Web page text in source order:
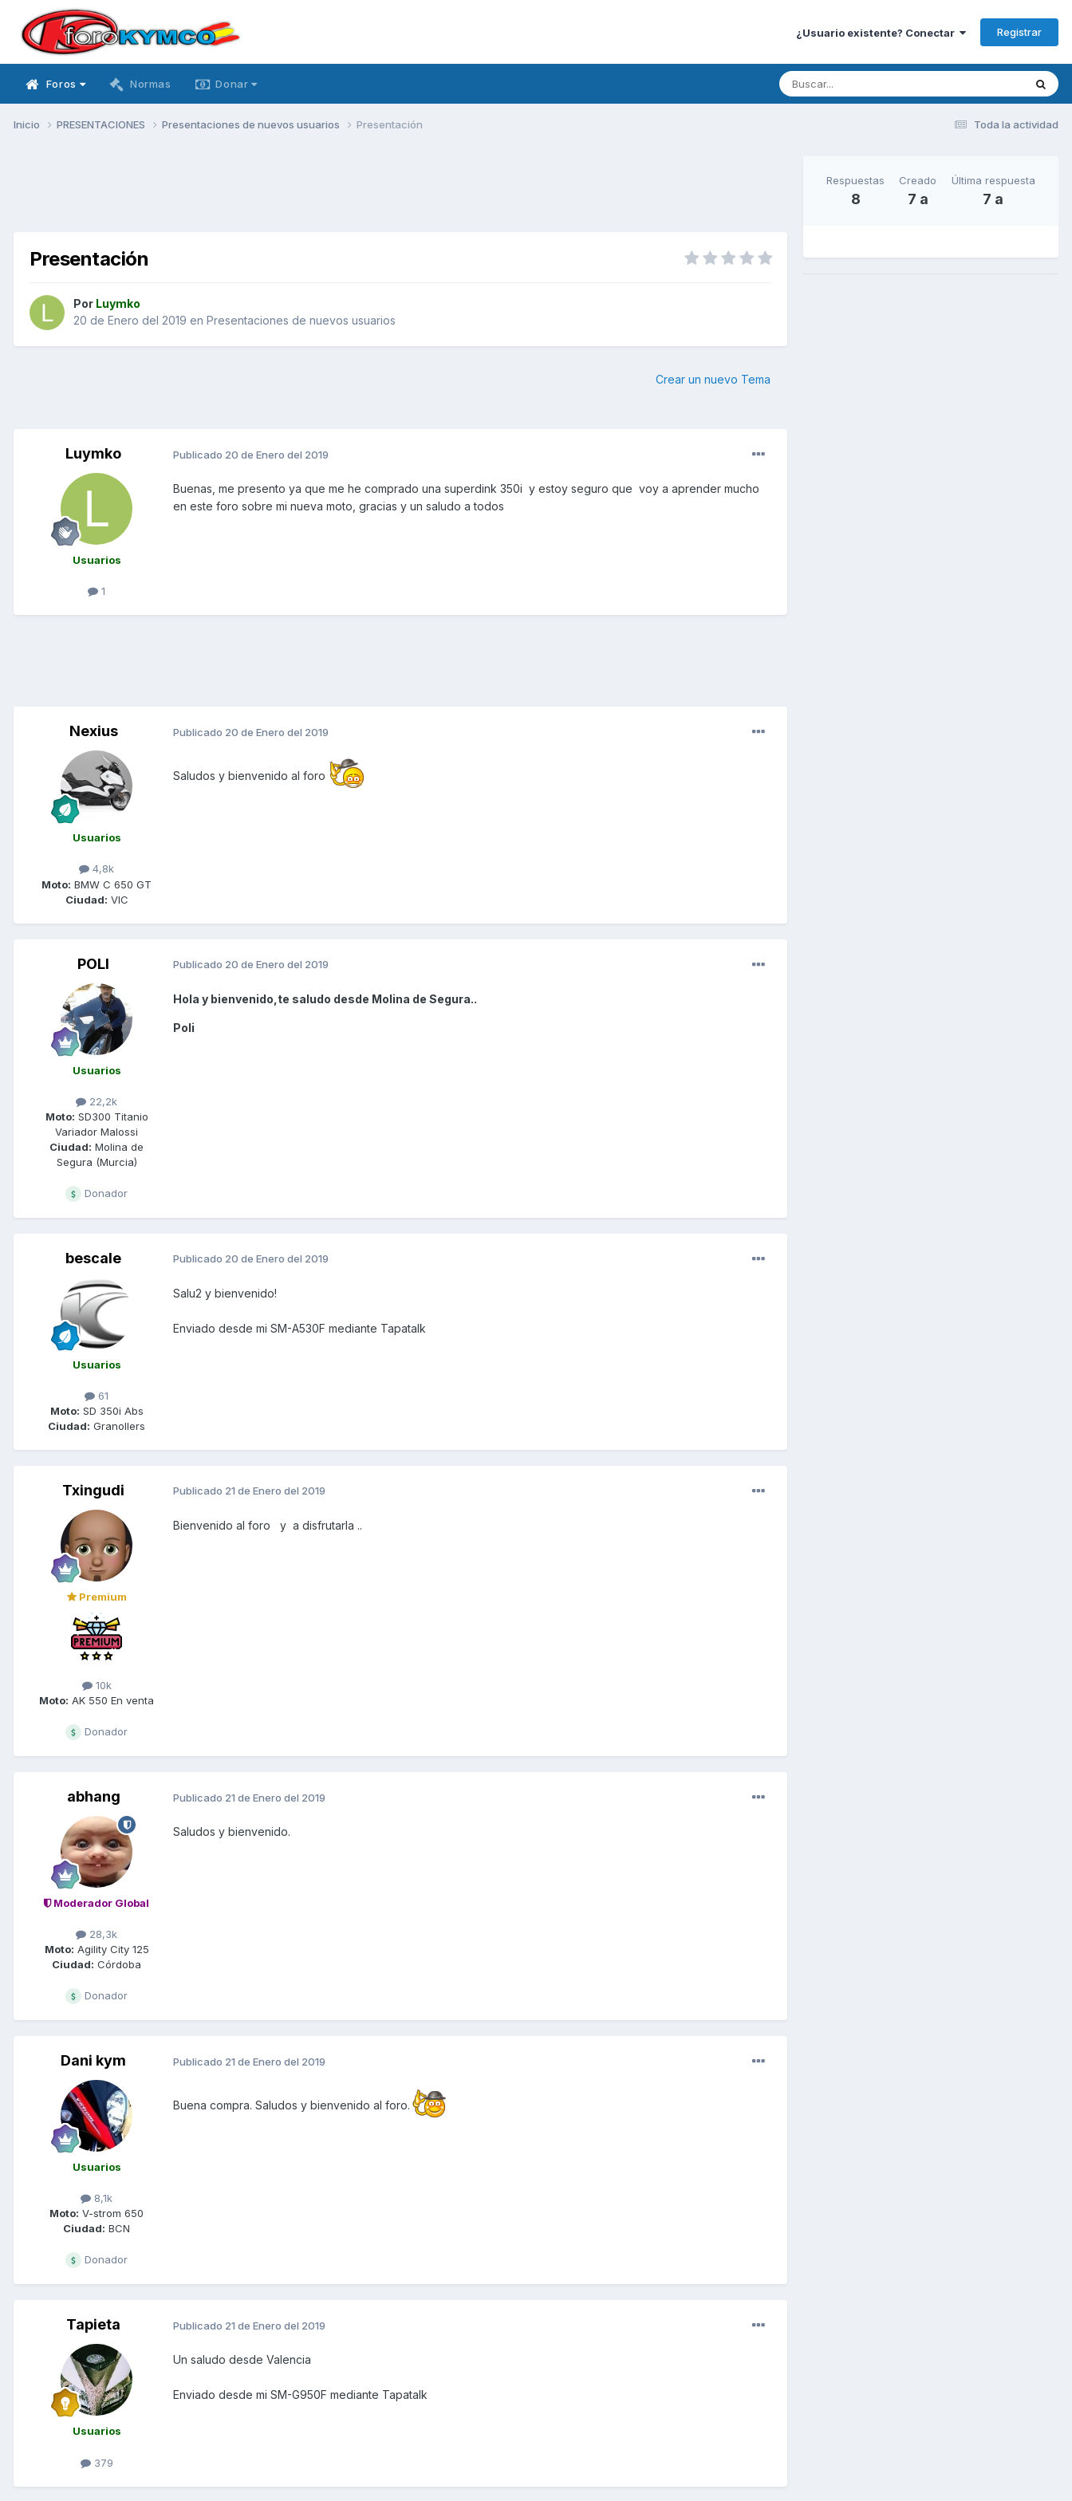
¿Usuario existente? Conectar Registrar
Foros Normas Donar
Toda la actividad
Inicio PRESENTACIONES Presentaciones de nuevos usuarios Presentación
Presentación
Por Luymko
20 de Enero del 2019 en Presentaciones de nuevos usuarios
Crear un nuevo Tema
Luymko
Usuarios
1
Publicado 20 de Enero del 2019
Buenas, me presento ya que me he comprado una superdink 350i y estoy seguro que voy a aprender mucho
en este foro sobre mi nueva moto, gracias y un saludo a todos
Nexius
Usuarios
4,8k
Moto: BMW C 650 GT
Ciudad: VIC
Publicado 20 de Enero del 2019
Saludos y bienvenido al foro
POLI
Usuarios
22,2k
Moto: SD300 Titanio
Variador Malossi
Ciudad: Molina de
Segura (Murcia)
Donador
Publicado 20 de Enero del 2019
Hola y bienvenido,te saludo desde Molina de Segura..
Poli
bescale
Usuarios
61
Moto: SD 350i Abs
Ciudad: Granollers
Publicado 20 de Enero del 2019
Salu2 y bienvenido!
Enviado desde mi SM-A530F mediante Tapatalk
Txingudi
Premium
10k
Moto: AK 550 En venta
Donador
Publicado 21 de Enero del 2019
Bienvenido al foro y a disfrutarla ..
abhang
Moderador Global
28,3k
Moto: Agility City 125
Ciudad: Córdoba
Donador
Publicado 21 de Enero del 2019
Saludos y bienvenido.
Dani kym
Usuarios
8,1k
Moto: V-strom 650
Ciudad: BCN
Donador
Publicado 21 de Enero del 2019
Buena compra. Saludos y bienvenido al foro.
Tapieta
Usuarios
379
Publicado 21 de Enero del 2019
Un saludo desde Valencia
Enviado desde mi SM-G950F mediante Tapatalk
Respuestas
8
Creado
7 a
Última respuesta
7 a